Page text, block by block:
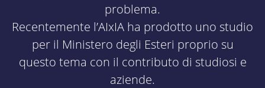
problema.
Recentemente l’AIxIA ha prodotto uno studio
per il Ministero degli Esteri proprio su
questo tema con il contributo di studiosi e
aziende.